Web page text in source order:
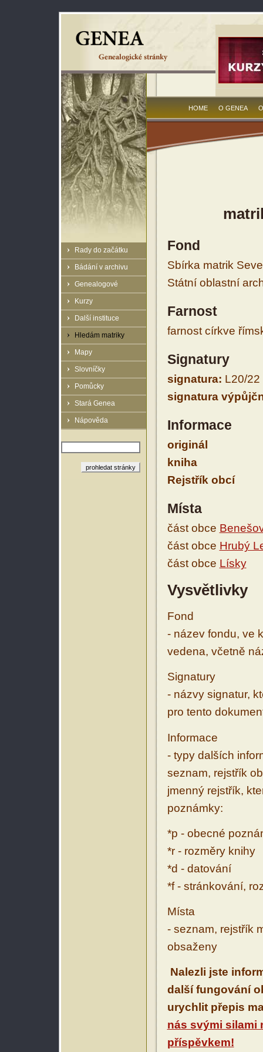
Rady do začátku
Bádání v archivu
Genealogové
Kurzy
Další instituce
Hledám matriky
Mapy
Slovníčky
Pomůcky
Stará Genea
Nápověda
HOME O GENEA
Fond
Sbírka matrik
Státní oblastní
Farnost
farnost církve
Signatury
signatura: L20/22
signatura
Informace
originál
kniha
Rejstřík obcí
Místa
část obce
část obce Hrubý
část obce Lísky
Vysvětlivky
Fond
- název fondu, ve
vedena, včetně
Signatury
- názvy signatur,
pro tento
Informace
- typy dalších
seznam, rejstřík
jmenný rejstřík,
poznámky:
*p - obecné
*r - rozměry knihy
*d - datování
*f - stránkování,
Místa
- seznam, rejstřík
obsaženy
Nalezli jste
další fungování
urychlit přepis
nás svými silami
příspěvkem!